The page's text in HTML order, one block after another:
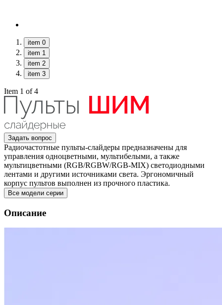
item 0
item 1
item 2
item 3
Item 1 of 4
Задать вопрос
Радиочастотные пульты-слайдеры предназначены для
управления одноцветными, мультибелыми, а также
мультицветными (RGB/RGBW/RGB-MIX) светодиодными
лентами и другими источниками света. Эргономичный
корпус пультов выполнен из прочного пластика.
Все модели серии
Описание